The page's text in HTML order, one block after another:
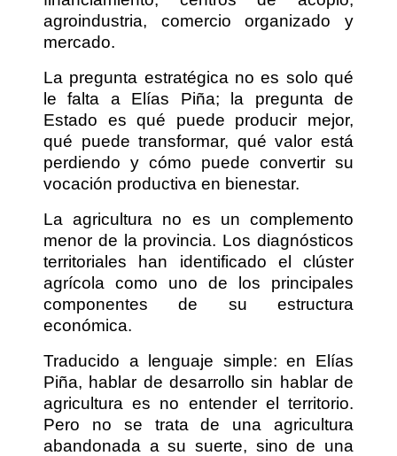
agroindustria, comercio organizado y
mercado.
La pregunta estratégica no es solo qué
le falta a Elías Piña; la pregunta de
Estado es qué puede producir mejor,
qué puede transformar, qué valor está
perdiendo y cómo puede convertir su
vocación productiva en bienestar.
La agricultura no es un complemento
menor de la provincia. Los diagnósticos
territoriales han identificado el clúster
agrícola como uno de los principales
componentes de su estructura
económica.
Traducido a lenguaje simple: en Elías
Piña, hablar de desarrollo sin hablar de
agricultura es no entender el territorio.
Pero no se trata de una agricultura
abandonada a su suerte, sino de una